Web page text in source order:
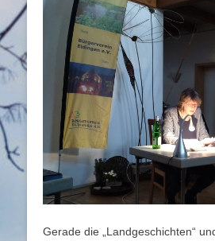
Gerade die „Landgeschichten“